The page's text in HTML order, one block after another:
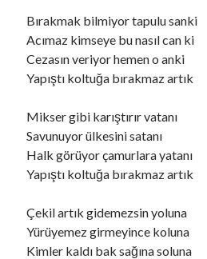
Bırakmak bilmiyor tapulu sanki
Acımaz kimseye bu nasıl can ki
Cezasın veriyor hemen o anki
Yapıştı koltuğa bırakmaz artık
Mikser gibi karıştırır vatanı
Savunuyor ülkesini satanı
Halk görüyor çamurlara yatanı
Yapıştı koltuğa bırakmaz artık
Çekil artık gidemezsin yoluna
Yürüyemez girmeyince koluna
Kimler kaldı bak sağına soluna